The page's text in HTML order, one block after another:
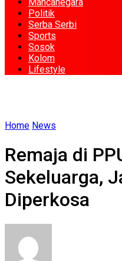
Politik
Serba Serbi
Sports
Sosok
Kolom
Lifestyle
Home News
Remaja di
Sekeluarga,
Diperkosa